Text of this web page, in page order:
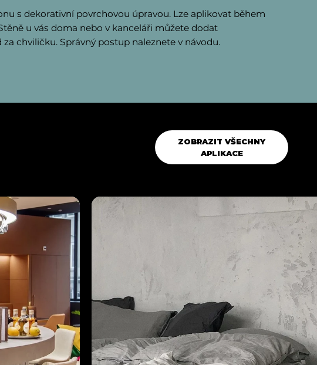
s dekorativní povrchovou úpravou. Lze aplikovat během
u vás doma nebo v kanceláři můžete dodat
za chviličku. Správný postup naleznete v návodu.
ZOBRAZIT VŠECHNY
APLIKACE